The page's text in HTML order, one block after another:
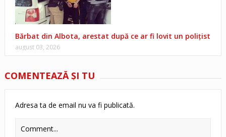
Bărbat din Albota, arestat după ce ar fi lovit un polițist
august 03, 2026
COMENTEAZĂ ŞI TU
Adresa ta de email nu va fi publicată.